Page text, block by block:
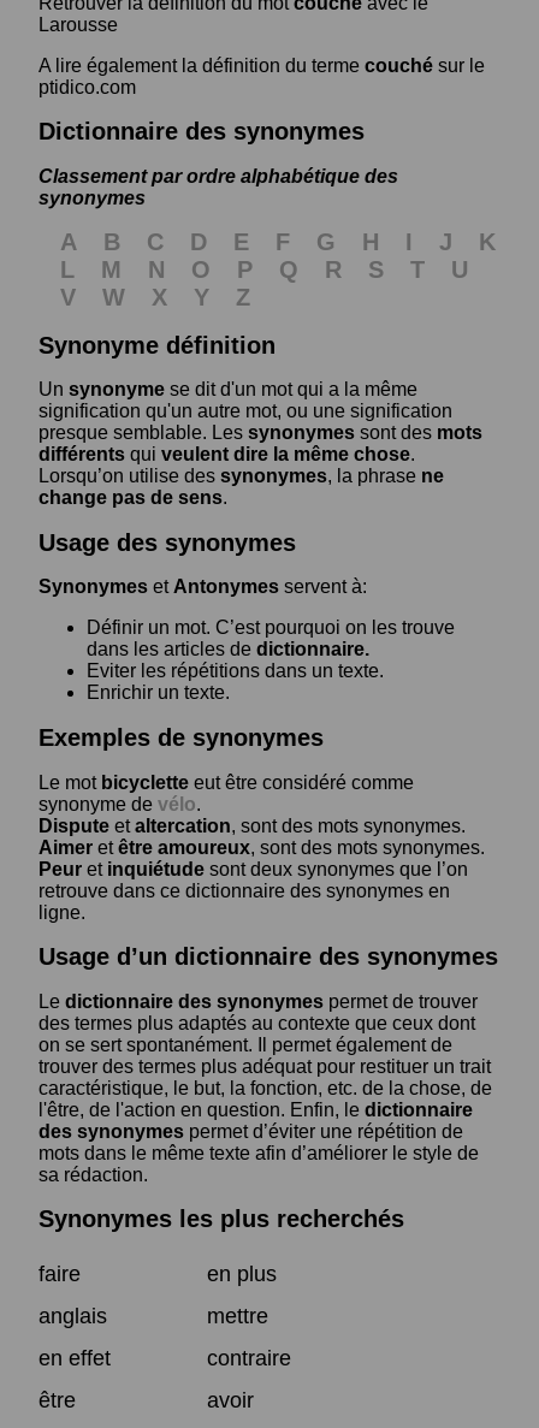
Larousse
A lire également la définition du terme couché sur le
ptidico.com
Dictionnaire des synonymes
Classement par ordre alphabétique des
synonymes
A B C D E F G H I J
K
L
M N O P Q R S T
U
V
W X Y
Z
Synonyme définition
Un synonyme se dit d'un mot qui a la même
signification qu'un autre mot, ou une signification
presque semblable. Les synonymes sont des mots
différents qui veulent dire la même chose.
Lorsqu’on utilise des synonymes, la phrase ne
change pas de sens.
Usage des synonymes
Synonymes etAntonymes servent à:
Définir un mot. C’est pourquoi on les trouve
dans les articles de dictionnaire.
Eviter les répétitions dans un texte.
Enrichir un texte.
Exemples de synonymes
Le mot bicyclette eut être considéré comme
synonyme de vélo.
Dispute etaltercation, sont des mots synonymes.
Aimer etêtre amoureux, sont des mots synonymes.
Peur et inquiétude sont deux synonymes que l’on
retrouve dans ce dictionnaire des synonymes en
ligne.
Usage d’un dictionnaire des synonymes
Le dictionnaire des synonymes permet de trouver
des termes plus adaptés au contexte que ceux dont
on se sert spontanément. Il permet également de
trouver des termes plus adéquat pour restituer un trait
caractéristique, le but, la fonction, etc. de la chose, de
l'être, de l'action en question. Enfin, le dictionnaire
des synonymes permet d’éviter une répétition de
mots dans le même texte afin d’améliorer le style de
sa rédaction.
Synonymes les plus recherchés
faire
en plus
anglais
mettre
en effet
contraire
être
avoir